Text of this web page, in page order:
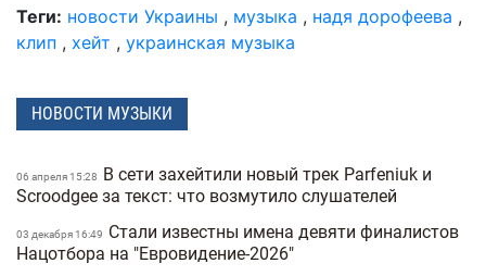
Теги: новости Украины , музыка , надя дорофеева ,
клип , хейт , украинская музыка
НОВОСТИ МУЗЫКИ
06 апреля 15:28
В сети захейтили новый трек Parfeniuk и
Scroodgee за текст: что возмутило слушателей
03 декабря 16:49
Стали известны имена девяти финалистов
Нацотбора на "Евровидение-2026"